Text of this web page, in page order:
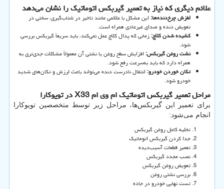
علائم دیگری که نیاز به تعمیر گیربکس اتوماتیک را نشان می‌دهد
لغزش چرخ‌دنده‌ها:این مشکل با علائمی مانند تاخیر در شتاب‌گیری، سختی در
تعویض دنده و صدای غیرعادی همراه است.
کشیده شدن کلاچ:زمانی که پدال کلاچ عمل نمی‌کند، باید سریعاً گیربکس بررسی
شود.
نشت روغن گیربکس:افزایش سطح روغن یا نشتی آن معمولاً مشکلات جدی‌تری به
همراه دارد که باید به‌سرعت رفع شود.
تکان خوردن خودرو:انتقال نادرست دنده می‌تواند باعث لرزش و تکان‌های شدید
خودرو شود.
مراحل تعمیر گیربکس اتوماتیک ام وی امX33در تویوکارا
برای تعمیر این گیربکس‌ها، مراحل زیر توسط متخصصین تویوکارا
انجام می‌شود:
تخلیه کامل روغن گیربکس
جدا کردن گیربکس اتوماتیک
تعمیر قطعات آسیب‌دیده
نصب مجدد گیربکس
تعویض روغن گیربکس
بررسی نشتی روغن
تست نهایی خودرو در جاده